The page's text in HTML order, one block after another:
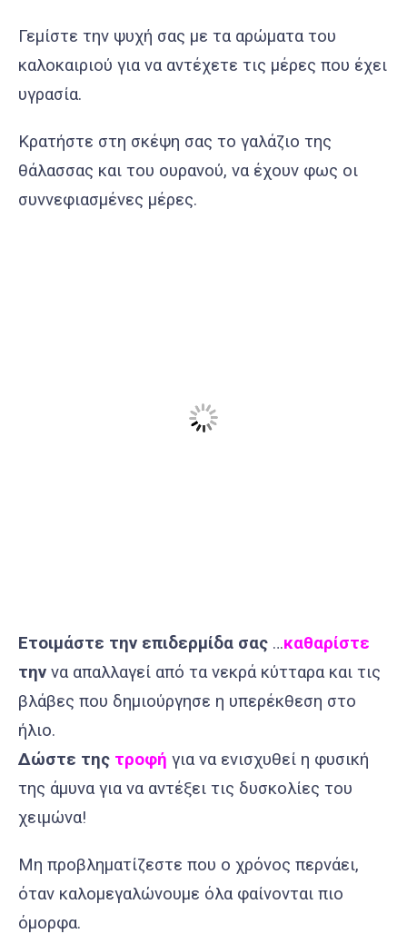
Γεμίστε την ψυχή σας με τα αρώματα του
καλοκαιριού για να αντέχετε τις μέρες που έχει
υγρασία.
Κρατήστε στη σκέψη σας το γαλάζιο της
θάλασσας και του ουρανού, να έχουν φως οι
συννεφιασμένες μέρες.
Ετοιμάστε την επιδερμίδα σας …καθαρίστε
την να απαλλαγεί από τα νεκρά κύτταρα και τις
βλάβες που δημιούργησε η υπερέκθεση στο
ήλιο.
Δώστε της τροφή για να ενισχυθεί η φυσική
της άμυνα για να αντέξει τις δυσκολίες του
χειμώνα!
Μη προβληματίζεστε που ο χρόνος περνάει,
όταν καλομεγαλώνουμε όλα φαίνονται πιο
όμορφα.